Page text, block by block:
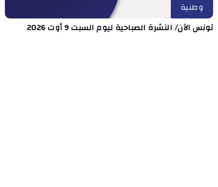
وطنية
تونس الآن/ النشرة الصباحية ليوم السبت 9 أوت 2026